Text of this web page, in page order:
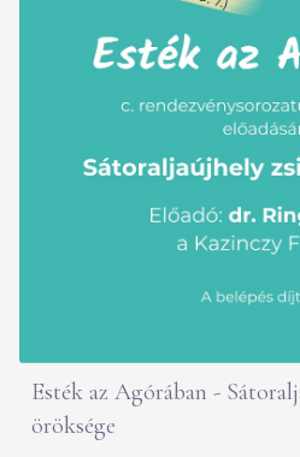
Esték az Agórában -
öröksége